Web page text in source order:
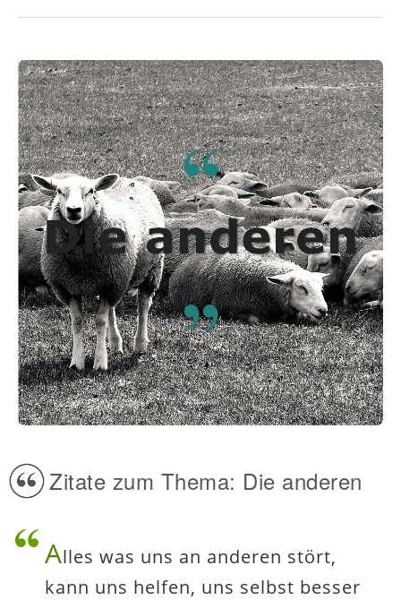
Zitate zum Thema: Die anderen
Alles was uns an anderen stört,
kann uns helfen, uns selbst besser